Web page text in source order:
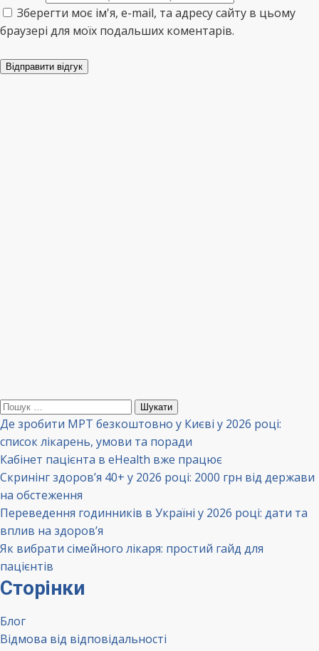
Зберегти моє ім'я, e-mail, та адресу сайту в цьому
браузері для моїх подальших коментарів.
Відправити відгук
Пошук:
Де зробити МРТ безкоштовно у Києві у 2026 році:
список лікарень, умови та поради
Кабінет пацієнта в eHealth вже працює
Скринінг здоров’я 40+ у 2026 році: 2000 грн від держави
на обстеження
Переведення годинників в Україні у 2026 році: дати та
вплив на здоров’я
Як вибрати сімейного лікаря: простий гайд для
пацієнтів
Сторінки
Блог
Відмова від відповідальності